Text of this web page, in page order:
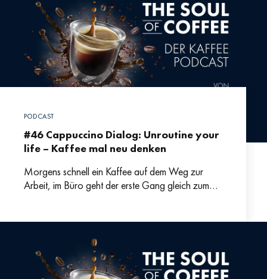
PODCAST
#46 Cappuccino Dialog: Unroutine your
life – Kaffee mal neu denken
Morgens schnell ein Kaffee auf dem Weg zur
Arbeit, im Büro geht der erste Gang gleich zum